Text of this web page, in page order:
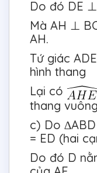
Do đó DE
Mà AH ⊥
AH.
Tứ giác
hình thang
Lại có
thang
c) Do
= ED (hai
Do đó D